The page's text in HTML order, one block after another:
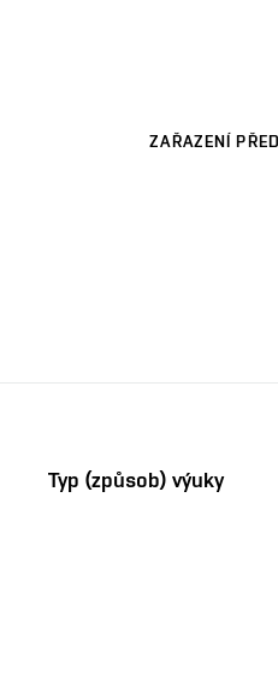
ZAŘAZENÍ
Typ (způsob) výuky